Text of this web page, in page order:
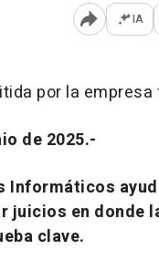
Abrir IA
por la
de 2025.-
Informáticos
juicios en donde
clave.